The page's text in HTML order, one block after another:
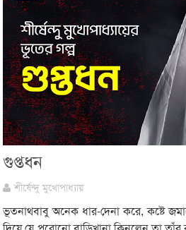
গুপ্তধন
শীর্ষেন্দু মুখোপাধ্যায়
ভূতনাথবাবু অনেক ধার-দেনা করে, কষ্টে